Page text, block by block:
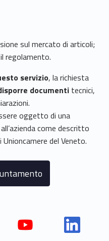
sul mercato di articoli;
regolamento.
servizio, la richiesta
documentitecnici,
oggetto di una
come descritto
del Veneto.